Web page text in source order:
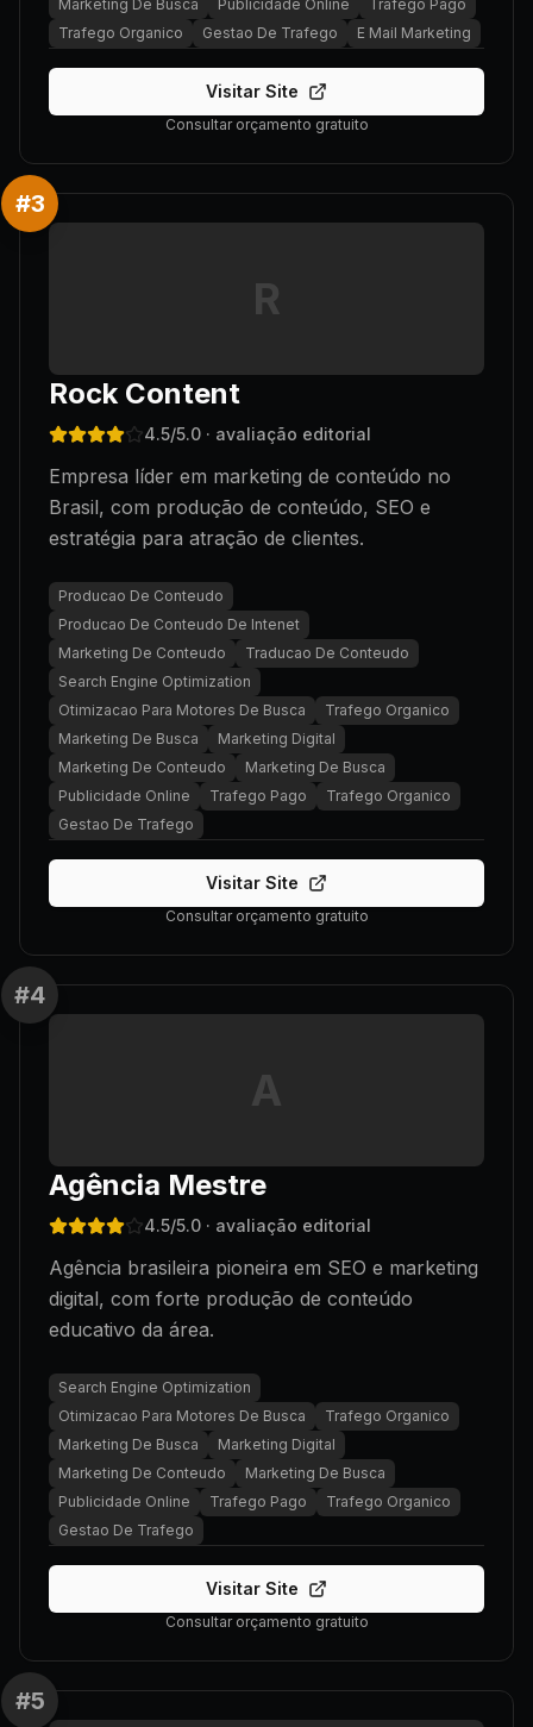
Marketing De Busca Publicidade Online
Trafego Pago
Trafego Organico
Gestao De Trafego E Mail Marketing
Visitar Site
Consultar orçamento gratuito
#3
R
Rock Content
4.5/5.0 · avaliação editorial
Empresa líder em marketing de conteúdo no
Brasil, com produção de conteúdo, SEO e
estratégia para atração de clientes.
Producao De Conteudo
Producao De Conteudo De Intenet
Marketing De Conteudo
Traducao De Conteudo
Search Engine Optimization
Otimizacao Para Motores De Busca
Trafego Organico
Marketing De Busca
Marketing Digital
Marketing De Conteudo
Marketing De Busca
Publicidade Online
Trafego Pago
Trafego Organico
Gestao De Trafego
Visitar Site
Consultar orçamento gratuito
#4
A
Agência Mestre
4.5/5.0 · avaliação editorial
Agência brasileira pioneira em SEO e marketing
digital, com forte produção de conteúdo
educativo da área.
Search Engine Optimization
Otimizacao Para Motores De Busca
Trafego Organico
Marketing De Busca
Marketing Digital
Marketing De Conteudo
Marketing De Busca
Publicidade Online
Trafego Pago
Trafego Organico
Gestao De Trafego
Visitar Site
Consultar orçamento gratuito
#5